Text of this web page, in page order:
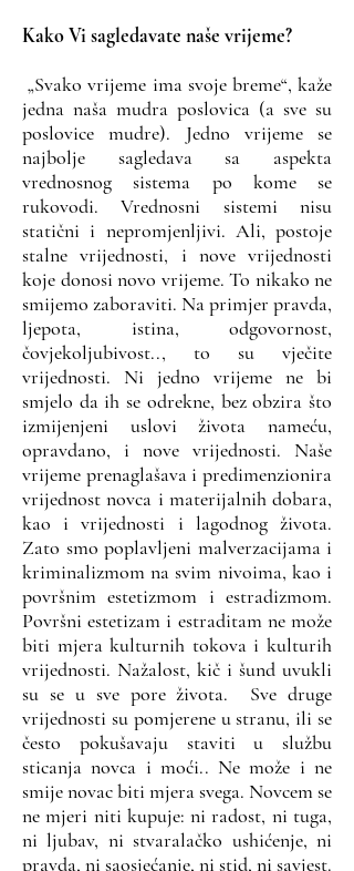
Kako Vi sagledavate naše vrijeme?
„Svako vrijeme ima svoje breme“, kaže
jedna naša mudra poslovica (a sve su
poslovice mudre). Jedno vrijeme se
najbolje sagledava sa aspekta
vrednosnog sistema po kome se
rukovodi. Vrednosni sistemi nisu
statični i nepromjenljivi. Ali, postoje
stalne vrijednosti, i nove vrijednosti
koje donosi novo vrijeme. To nikako ne
smijemo zaboraviti. Na primjer pravda,
ljepota, istina, odgovornost,
čovjekoljubivost.., to su vječite
vrijednosti. Ni jedno vrijeme ne bi
smjelo da ih se odrekne, bez obzira što
izmijenjeni uslovi života nameću,
opravdano, i nove vrijednosti. Naše
vrijeme prenaglašava i predimenzionira
vrijednost novca i materijalnih dobara,
kao i vrijednosti i lagodnog života.
Zato smo poplavljeni malverzacijama i
kriminalizmom na svim nivoima, kao i
površnim estetizmom i estradizmom.
Površni estetizam i estraditam ne može
biti mjera kulturnih tokova i kulturih
vrijednosti. Nažalost, kič i šund uvukli
su se u sve pore života. Sve druge
vrijednosti su pomjerene u stranu, ili se
često pokušavaju staviti u službu
sticanja novca i moći.. Ne može i ne
smije novac biti mjera svega. Novcem se
ne mjeri niti kupuje: ni radost, ni tuga,
ni ljubav, ni stvaralačko ushićenje, ni
pravda, ni saosjećanje, ni stid, ni savjest.